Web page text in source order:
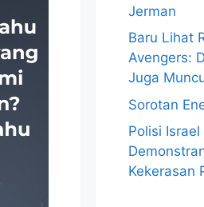
Jerman
Baru Lihat
Avengers:
Juga
Sorotan
Polisi
Kekerasan